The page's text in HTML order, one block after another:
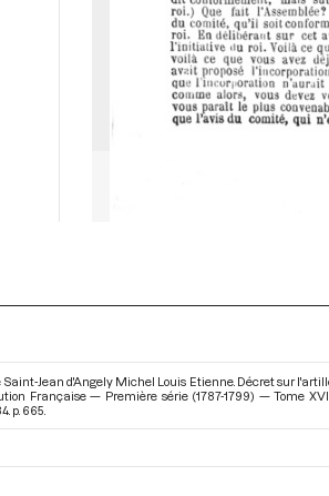
Saint-Jean d'Angely Michel Louis Etienne. Décret sur
Française — Première série (1787-1799) — Tome
p. 665.